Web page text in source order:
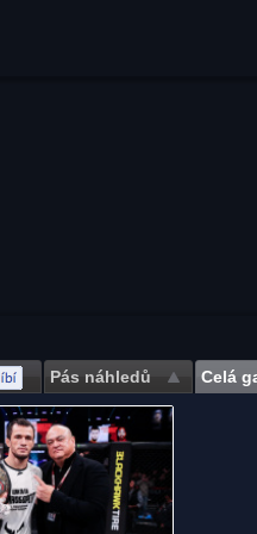
Pás náhledů Celá
Save